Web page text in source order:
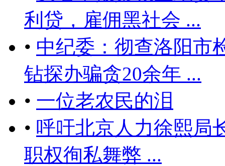
利贷，雇佣黑社会 ...
• 中纪委：彻查洛阳市
钻探办骗贪20余年 ...
• 一位老农民的泪
• 呼吁北京人力徐熙局
职权徇私舞弊 ...